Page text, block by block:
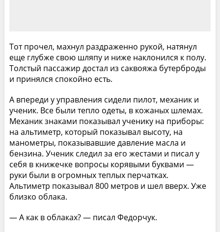
Тот прочел, махнул раздраженно рукой, натянул
еще глубже свою шляпу и ниже наклонился к полу.
Толстый пассажир достал из саквояжа бутерброды
и принялся спокойно есть.
А впереди у управления сидели пилот, механик и
ученик. Все были тепло одеты, в кожаных шлемах.
Механик знаками показывал ученику на приборы:
на альтиметр, который показывал высоту, на
манометры, показывавшие давление масла и
бензина. Ученик следил за его жестами и писал у
себя в книжечке вопросы корявыми буквами —
руки были в огромных теплых перчатках.
Альтиметр показывал 800 метров и шел вверх. Уже
близко облака.
— А как в облаках? — писал Федорчук.